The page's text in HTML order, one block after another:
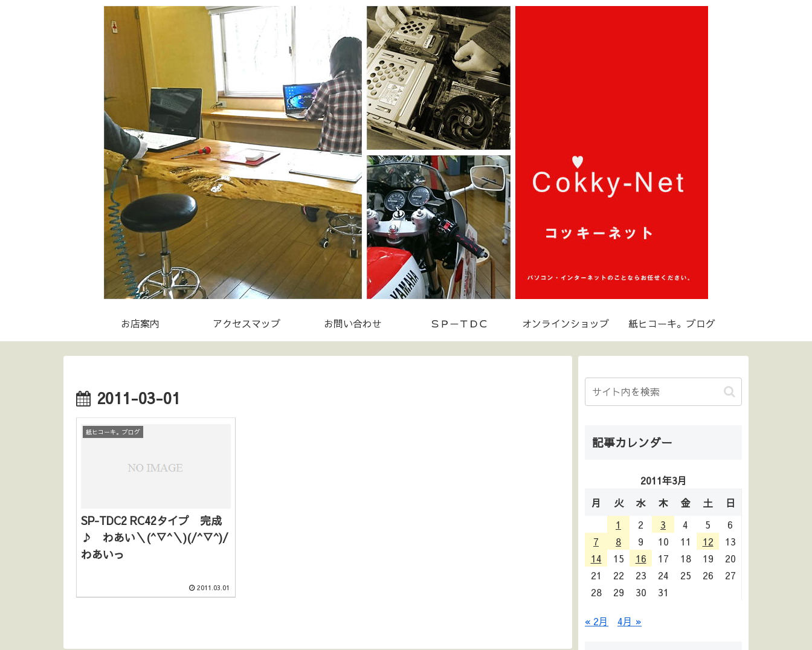
お店案内 アクセスマップ お問い合わせ ＳＰ－ＴＤＣ オンラインショップ 紙ヒコーキ。ブログ
2011-03-01
紙ヒコーキ。ブログ
SP-TDC2 RC42タイプ 完成
♪ わあい＼(^▽^＼)(/^▽^)/
わあいっ
2011.03.01
記事カレンダー
2011年3月
月
火 水 木 金 土
日
1
2 3 4 5
6
7
8 9 10 11 12
13
14
15 16 17 18 19
20
21
22 23 24 25 26
27
28
29 30 31
« 2月 4月 »